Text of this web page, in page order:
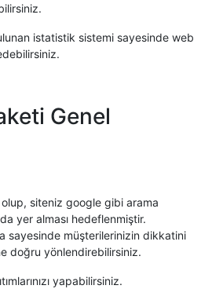
istatistik sistemi sayesinde web
Genel
olup, siteniz google gibi arama
yer alması hedeflenmiştir.
sayesinde müşterilerinizin dikkatini
doğru yönlendirebilirsiniz.
yapabilirsiniz.